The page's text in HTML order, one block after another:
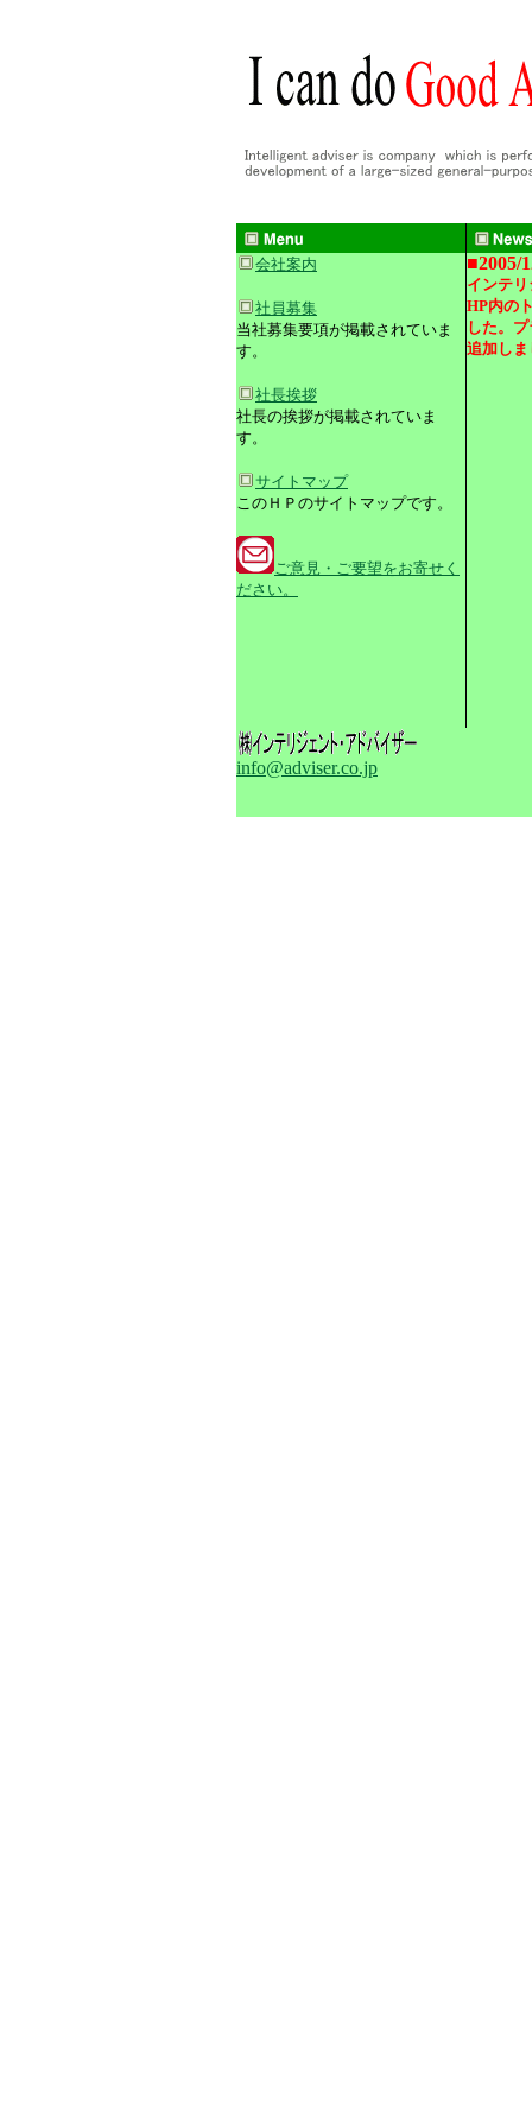
会社案内
社員募集
当社募集要項が掲載されていま
す。
社長挨拶
社長の挨拶が掲載されていま
す。
サイトマップ
このＨＰのサイトマップです。
ご意見・ご要望をお寄せく
ださい。
■2005/
インテ
HP内の
した。
追加しま
info@adviser.co.jp